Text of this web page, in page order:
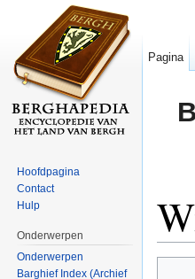
Pagina
Hoofdpagina
Contact
Hulp
Onderwerpen
Onderwerpen
Barghief Index (Archief